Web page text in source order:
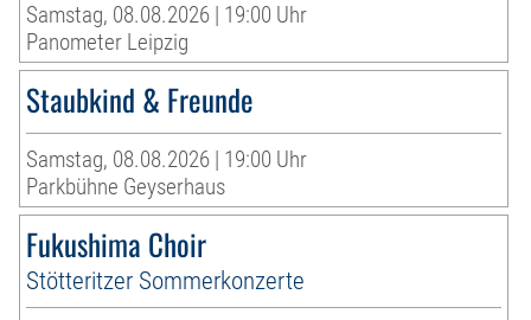
Samstag, 08.08.2026 | 19:00 Uhr
Panometer Leipzig
Staubkind & Freunde
Samstag, 08.08.2026 | 19:00 Uhr
Parkbühne Geyserhaus
Fukushima Choir
Stötteritzer Sommerkonzerte